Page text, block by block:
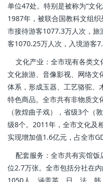
单位47处。特别是被称为“文
1987年，被联合国教科文组
市接待游客1077.3万人次，
客1070.25万人次，入境游客
文化产业：全市现有各类文
文化旅游、音像影视、网络文
体系，形成玉器、工艺骆驼、
特色商品。全市共有非物质文
（敦煌曲子戏），省级3个（
级8个。2011年，全市文化及
实现增加值1.6亿元，占全市
配套服务：全市共有宾馆饭
位2.7万张。全市包括分社在